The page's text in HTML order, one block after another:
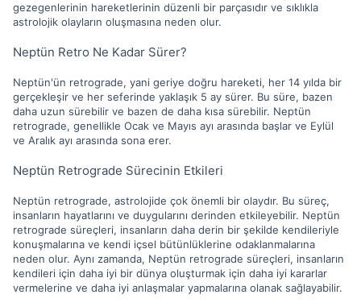
gezegenlerinin hareketlerinin düzenli bir parçasıdır ve sıklıkla
astrolojik olayların oluşmasına neden olur.
Neptün Retro Ne Kadar Sürer?
Neptün'ün retrograde, yani geriye doğru hareketi, her 14 yılda bir
gerçekleşir ve her seferinde yaklaşık 5 ay sürer. Bu süre, bazen
daha uzun sürebilir ve bazen de daha kısa sürebilir. Neptün
retrograde, genellikle Ocak ve Mayıs ayı arasında başlar ve Eylül
ve Aralık ayı arasında sona erer.
Neptün Retrograde Sürecinin Etkileri
Neptün retrograde, astrolojide çok önemli bir olaydır. Bu süreç,
insanların hayatlarını ve duygularını derinden etkileyebilir. Neptün
retrograde süreçleri, insanların daha derin bir şekilde kendileriyle
konuşmalarına ve kendi içsel bütünlüklerine odaklanmalarına
neden olur. Aynı zamanda, Neptün retrograde süreçleri, insanların
kendileri için daha iyi bir dünya oluşturmak için daha iyi kararlar
vermelerine ve daha iyi anlaşmalar yapmalarına olanak sağlayabilir.